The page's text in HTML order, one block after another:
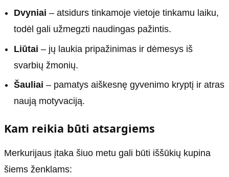
Dvyniai – atsidurs tinkamoje vietoje tinkamu laiku,
todėl gali užmegzti naudingas pažintis.
Liūtai – jų laukia pripažinimas ir dėmesys iš
svarbių žmonių.
Šauliai – pamatys aiškesnę gyvenimo kryptį ir atras
naują motyvaciją.
Kam reikia būti atsargiems
Merkurijaus įtaka šiuo metu gali būti iššūkių kupina
šiems ženklams: